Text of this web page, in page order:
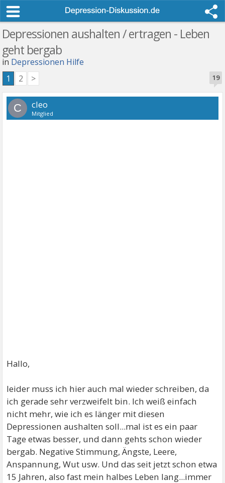
Depressionen aushalten / ertragen - Leben
geht bergab
in Depressionen Hilfe
19
1 2 >
C cleo
Mitglied
Hallo,
leider muss ich hier auch mal wieder schreiben, da
ich gerade sehr verzweifelt bin. Ich weiß einfach
nicht mehr, wie ich es länger mit diesen
Depressionen aushalten soll...mal ist es ein paar
Tage etwas besser, und dann gehts schon wieder
bergab. Negative Stimmung, Ängste, Leere,
Anspannung, Wut usw. Und das seit jetzt schon etwa
15 Jahren, also fast mein halbes Leben lang...immer